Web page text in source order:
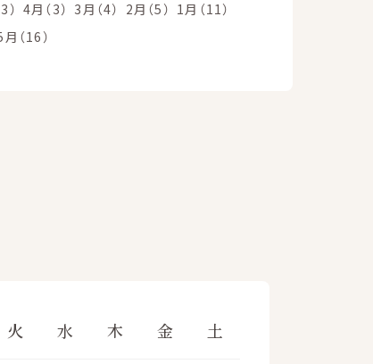
） 4月（3） 3月（4） 2月（5） 1月（11）
（16）
火 水 木 金 土